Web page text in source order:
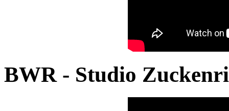
BWR - Studio